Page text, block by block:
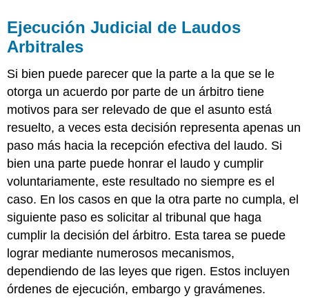
Ejecución Judicial de Laudos
Arbitrales
Si bien puede parecer que la parte a la que se le
otorga un acuerdo por parte de un árbitro tiene
motivos para ser relevado de que el asunto está
resuelto, a veces esta decisión representa apenas un
paso más hacia la recepción efectiva del laudo. Si
bien una parte puede honrar el laudo y cumplir
voluntariamente, este resultado no siempre es el
caso. En los casos en que la otra parte no cumpla, el
siguiente paso es solicitar al tribunal que haga
cumplir la decisión del árbitro. Esta tarea se puede
lograr mediante numerosos mecanismos,
dependiendo de las leyes que rigen. Estos incluyen
órdenes de ejecución, embargo y gravámenes.